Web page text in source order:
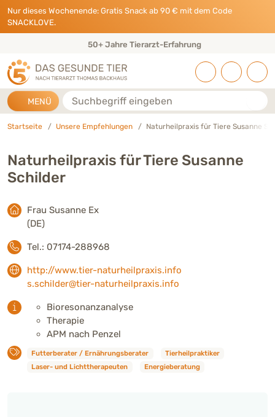
Direkt zu:
INHALT
HAUPTMENÜ
FOOTER
Nur dieses Wochenende: Gratis Snack ab 90 € mit dem Code
SNACKLOVE.
50+ Jahre Tierarzt-Erfahrung
MENÜ Suche
Startseite Unsere Empfehlungen Naturheilpraxis für Tiere Susanne
Naturheilpraxis für Tiere Susanne
Schilder
Frau Susanne Ex
(DE)
Tel.: 07174-288968
http://www.tier-naturheilpraxis.info
s.schilder@tier-naturheilpraxis.info
Bioresonanzanalyse
Therapie
APM nach Penzel
Futterberater / Ernährungsberater
Tierheilpraktiker
Laser- und Lichttherapeuten
Energieberatung